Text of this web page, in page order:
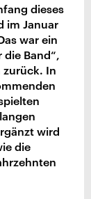
dieses
im Januar
war ein
Band“,
zurück. In
wird
die